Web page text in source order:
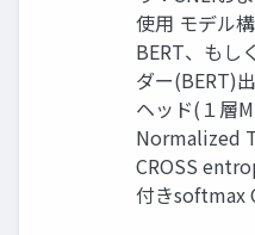
使用 モデル
BERT、もし
ダー(BERT)
ヘッド(１層
Normalized
CROSS
付きsoftmax